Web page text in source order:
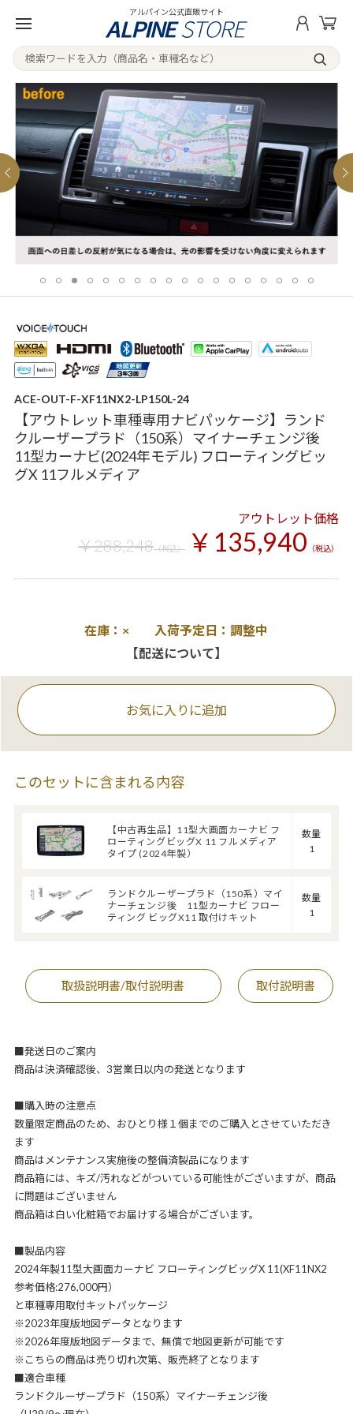
アルパイン公式直販サイト
ACE-OUT-F-XF11NX2-LP150L-24
【アウトレット車種専用ナビパッケージ】ランド
クルーザープラド（150系）マイナーチェンジ後
11型カーナビ(2024年モデル) フローティングビッ
グX 11フルメディア
アウトレット価格
￥288,248（税込） ￥135,940 （税込）
在庫：× 入荷予定日：調整中
【配送について】
お気に入りに追加
このセットに含まれる内容
【中古再生品】11型大画面カーナビ フ
ローティングビッグX 11 フルメディア
タイプ (2024年製）
数量
1
ランドクルーザープラド（150系）マイ
ナーチェンジ後 11型カーナビ フロー
ティング ビッグX11 取付けキット
数量
1
取扱説明書/取付説明書 取付説明書
■発送日のご案内
商品は決済確認後、3営業日以内の発送となります
■購入時の注意点
数量限定商品のため、おひとり様１個までのご購入とさせていただき
ます
商品はメンテナンス実施後の整備済製品になります
商品箱には、キズ/汚れなどがついている可能性がございますが、商品
に問題はございません
商品箱は白い化粧箱でお届けする場合がございます。
■製品内容
2024年製11型大画面カーナビ フローティングビッグX 11(XF11NX2
参考価格:276,000円）
と車種専用取付キットパッケージ
※2023年度版地図データとなります
※2026年度版地図データまで、無償で地図更新が可能です
※こちらの商品は売り切れ次第、販売終了となります
■適合車種
ランドクルーザープラド（150系）マイナーチェンジ後